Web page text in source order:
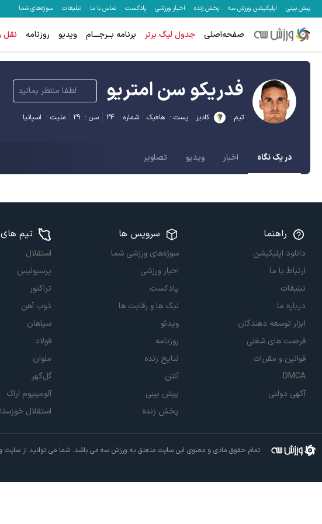
پیش بینی اپلیکیشن ورزش سه پخش زنده اخبار ورزشی پادکست تماس با ما تبلیغات سوژه‌های شما
صفحه‌اصلی جدول لیگ برتر برنامه بــرجـــام ویدیو روزنامه نقل
فدریکو سن امتریو لطفا منتظر بمانید
تیم : کادیز پست : هافبک شماره : 24 سن : 29 ملیت : اسپانیا
در یک نگاه اخبار ویدیو تصاویر
راهنما
دانلود اپلیکیشن
ارتباط با ما
تبلیغات
درباره ما
ابزار توسعه دهندگان
فرصت های شغلی
قوانین و مقررات
DMCA
آگهی دولتی
سرویس ها
سوژه‌های ورزشی شما
اخبار ورزشی
پادکست
لیگ ها و رقابت ها
ویدئو
روزنامه
نتایج زنده
آنتن
پیش بینی
پخش زنده
تیم
استقلال
پرسپولیس
تراکتور
ذوب آهن
سپاهان
فولاد
ملوان
گل‌گهر
آلومینیوم اراک
استقلال
تمام حقوق مادی و معنوی این سایت متعلق به ورزش سه می باشد. شما می توانید از سایت